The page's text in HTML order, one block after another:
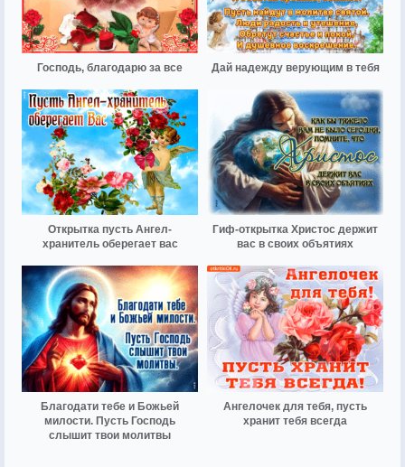
Господь, благодарю за все Дай надежду верующим в тебя
Открытка пусть Ангел-
хранитель оберегает вас
Гиф-открытка Христос держит
вас в своих объятиях
Благодати тебе и Божьей
милости. Пусть Господь
слышит твои молитвы
Ангелочек для тебя, пусть
хранит тебя всегда